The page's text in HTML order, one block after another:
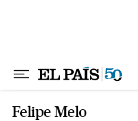
Felipe Melo